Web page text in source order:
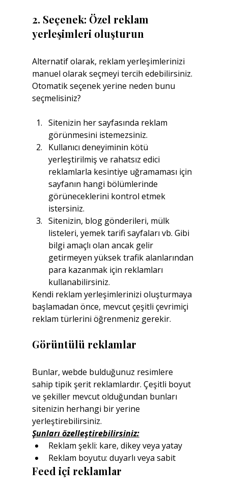
2. Seçenek: Özel reklam
yerleşimleri oluşturun
Alternatif olarak, reklam yerleşimlerinizi
manuel olarak seçmeyi tercih edebilirsiniz.
Otomatik seçenek yerine neden bunu
seçmelisiniz?
Sitenizin her sayfasında reklam
görünmesini istemezsiniz.
Kullanıcı deneyiminin kötü
yerleştirilmiş ve rahatsız edici
reklamlarla kesintiye uğramaması için
sayfanın hangi bölümlerinde
görüneceklerini kontrol etmek
istersiniz.
Sitenizin, blog gönderileri, mülk
listeleri, yemek tarifi sayfaları vb. Gibi
bilgi amaçlı olan ancak gelir
getirmeyen yüksek trafik alanlarından
para kazanmak için reklamları
kullanabilirsiniz.
Kendi reklam yerleşimlerinizi oluşturmaya
başlamadan önce, mevcut çeşitli çevrimiçi
reklam türlerini öğrenmeniz gerekir.
Görüntülü reklamlar
Bunlar, webde bulduğunuz resimlere
sahip tipik şerit reklamlardır. Çeşitli boyut
ve şekiller mevcut olduğundan bunları
sitenizin herhangi bir yerine
yerleştirebilirsiniz.
Şunları özelleştirebilirsiniz:
Reklam şekli: kare, dikey veya yatay
Reklam boyutu: duyarlı veya sabit
Feed içi reklamlar